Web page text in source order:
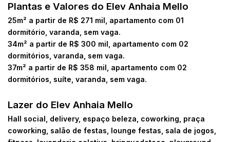
Plantas e Valores do Elev Anhaia Mello
25m² a partir de R$ 271 mil, apartamento com 01
dormitório, varanda, sem vaga.
34m² a partir de R$ 300 mil, apartamento com 02
dormitórios, varanda, sem vaga.
37m² a partir de R$ 358 mil, apartamento com 02
dormitórios, suíte, varanda, sem vaga.
Lazer do Elev Anhaia Mello
Hall social, delivery, espaço beleza, coworking, praça
coworking, salão de festas, lounge festas, sala de jogos,